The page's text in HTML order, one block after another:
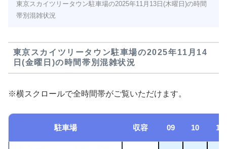
東京スカイツリータウン駐車場の2025年11月13日(木曜日)の時間
帯別混雑状況
東京スカイツリータウン駐車場の2025年11月14
日(金曜日)の時間帯別混雑状況
※横スクロールで全時間帯がご覧いただけます。
駐車場 収容 09 10 11